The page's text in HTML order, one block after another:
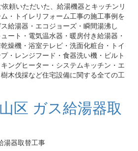
頼いただいた、給湯機器とキッチンリ
・トイレリフォーム工事の施工事例を
給湯器・エコジョーズ・瞬間湯沸し
ート・電気温水器・暖房付き給湯器・
燥機・浴室テレビ・洗面化粧台・トイ
・レンジフード・食器洗い機・ビルト
ングヒーター・システムキッチン・エ
木伐採など住宅設備に関する全ての工
区 ガス給湯器取